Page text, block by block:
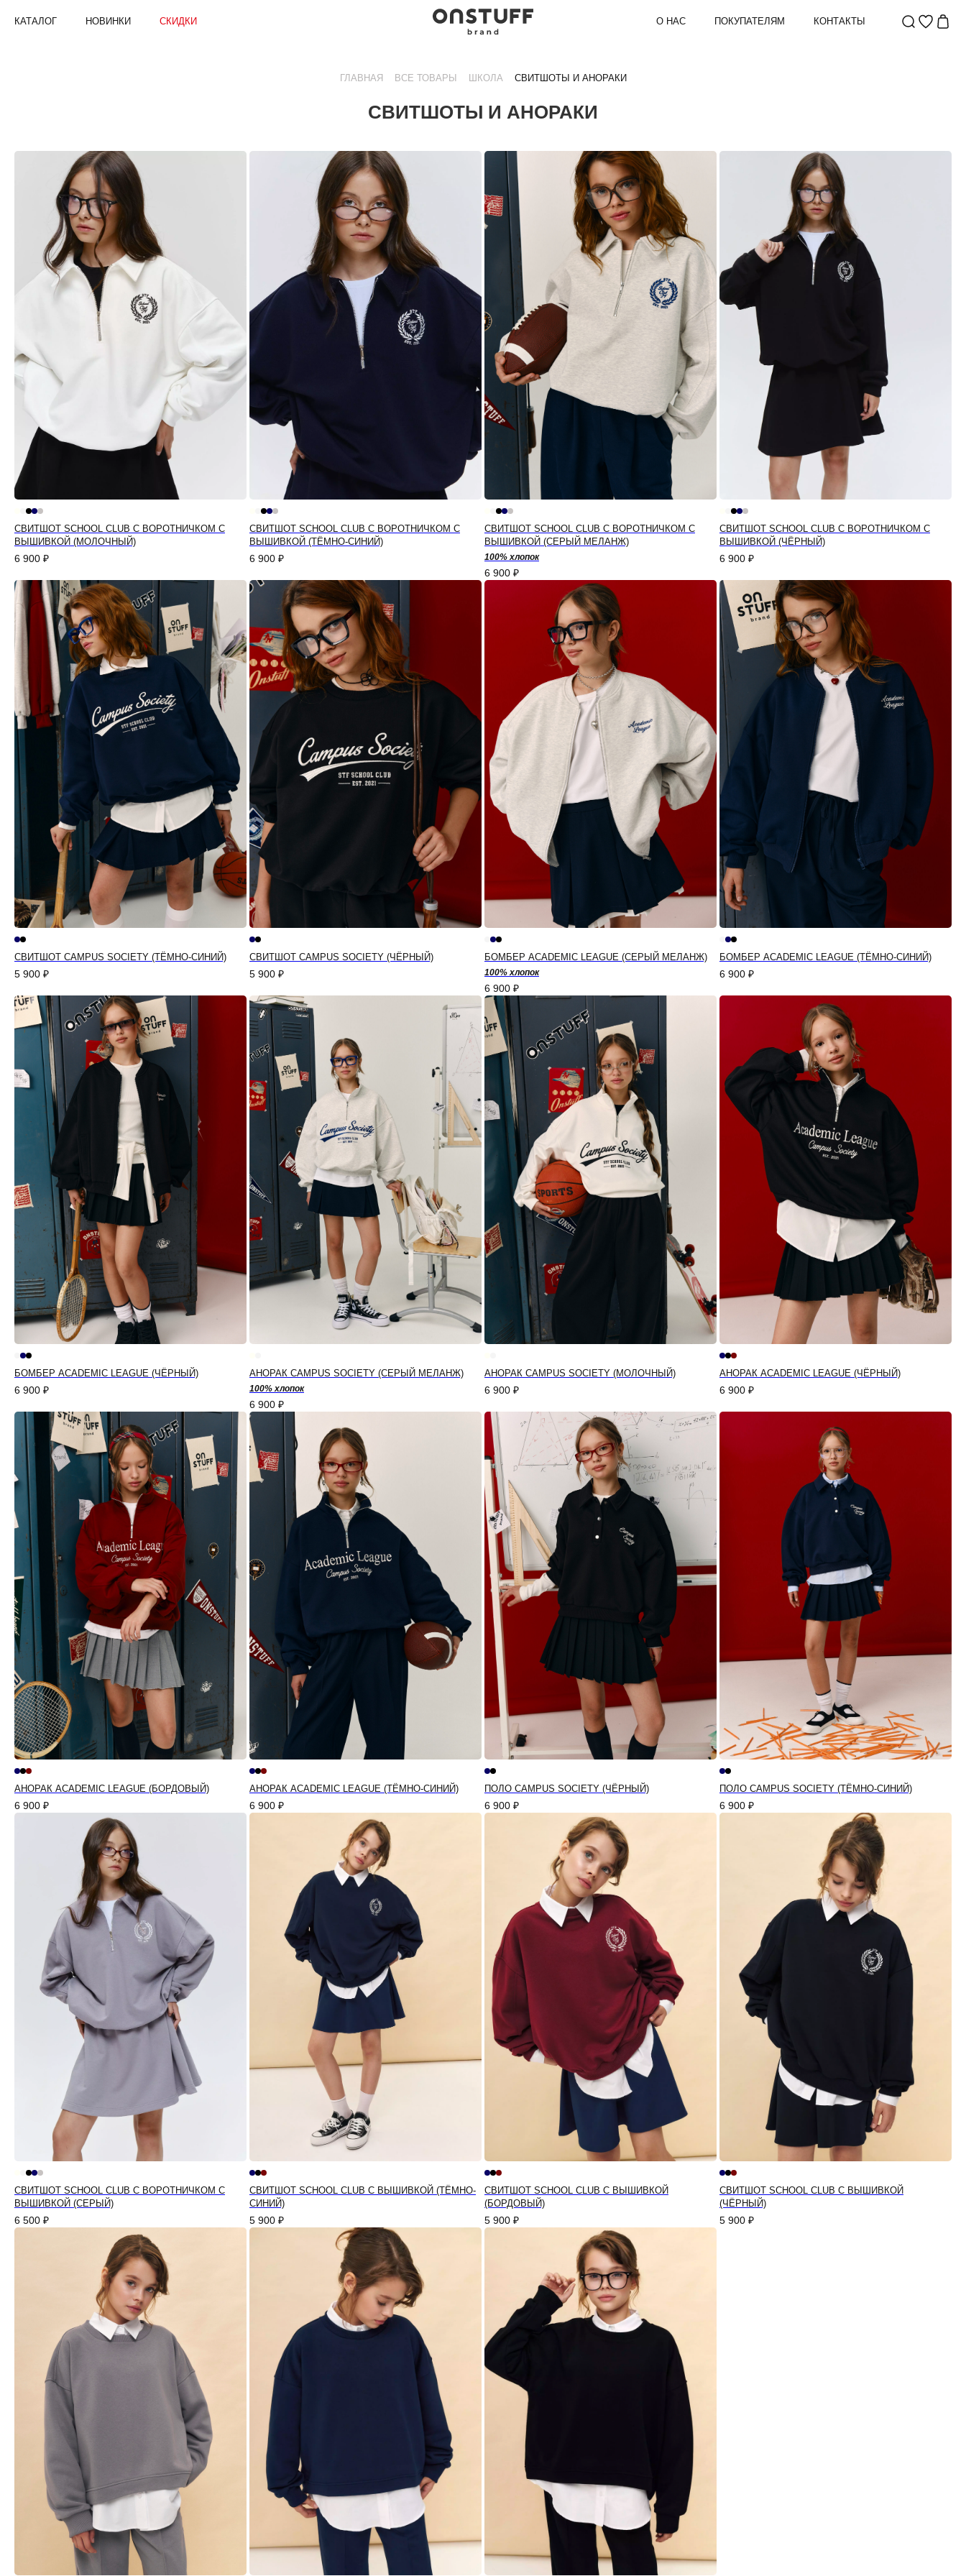
КАТАЛОГ НОВИНКИ СКИДКИ О НАС ПОКУПАТЕЛЯМ КОНТАКТЫ
|
ONSTUFF
БРЕНД
ДЕТСКОЙ
ОДЕЖДЫ
ГЛАВНАЯ ВСЕ ТОВАРЫ ШКОЛА СВИТШОТЫ И АНОРАКИ
СВИТШОТЫ И АНОРАКИ
СВИТШОТ SCHOOL CLUB С ВОРОТНИЧКОМ С
ВЫШИВКОЙ (МОЛОЧНЫЙ)
6 900 ₽
СВИТШОТ SCHOOL CLUB С ВОРОТНИЧКОМ С
ВЫШИВКОЙ (ТЁМНО-СИНИЙ)
6 900 ₽
СВИТШОТ SCHOOL CLUB С ВОРОТНИЧКОМ С
ВЫШИВКОЙ (СЕРЫЙ МЕЛАНЖ)
100% хлопок
6 900 ₽
СВИТШОТ SCHOOL CLUB С ВОРОТНИЧКОМ С
ВЫШИВКОЙ (ЧЁРНЫЙ)
6 900 ₽
СВИТШОТ CAMPUS SOCIETY (ТЁМНО-СИНИЙ)
5 900 ₽
СВИТШОТ CAMPUS SOCIETY (ЧЁРНЫЙ)
5 900 ₽
БОМБЕР ACADEMIC LEAGUE (СЕРЫЙ МЕЛАНЖ)
100% хлопок
6 900 ₽
БОМБЕР ACADEMIC LEAGUE (ТЁМНО-СИНИЙ)
6 900 ₽
БОМБЕР ACADEMIC LEAGUE (ЧЁРНЫЙ)
6 900 ₽
АНОРАК CAMPUS SOCIETY (СЕРЫЙ МЕЛАНЖ)
100% хлопок
6 900 ₽
АНОРАК CAMPUS SOCIETY (МОЛОЧНЫЙ)
6 900 ₽
АНОРАК ACADEMIC LEAGUE (ЧЁРНЫЙ)
6 900 ₽
АНОРАК ACADEMIC LEAGUE (БОРДОВЫЙ)
6 900 ₽
АНОРАК ACADEMIC LEAGUE (ТЁМНО-СИНИЙ)
6 900 ₽
ПОЛО CAMPUS SOCIETY (ЧЁРНЫЙ)
6 900 ₽
ПОЛО CAMPUS SOCIETY (ТЁМНО-СИНИЙ)
6 900 ₽
СВИТШОТ SCHOOL CLUB С ВОРОТНИЧКОМ С
ВЫШИВКОЙ (СЕРЫЙ)
6 500 ₽
СВИТШОТ SCHOOL CLUB С ВЫШИВКОЙ (ТЁМНО-
СИНИЙ)
5 900 ₽
СВИТШОТ SCHOOL CLUB С ВЫШИВКОЙ
(БОРДОВЫЙ)
5 900 ₽
СВИТШОТ SCHOOL CLUB С ВЫШИВКОЙ
(ЧЁРНЫЙ)
5 900 ₽